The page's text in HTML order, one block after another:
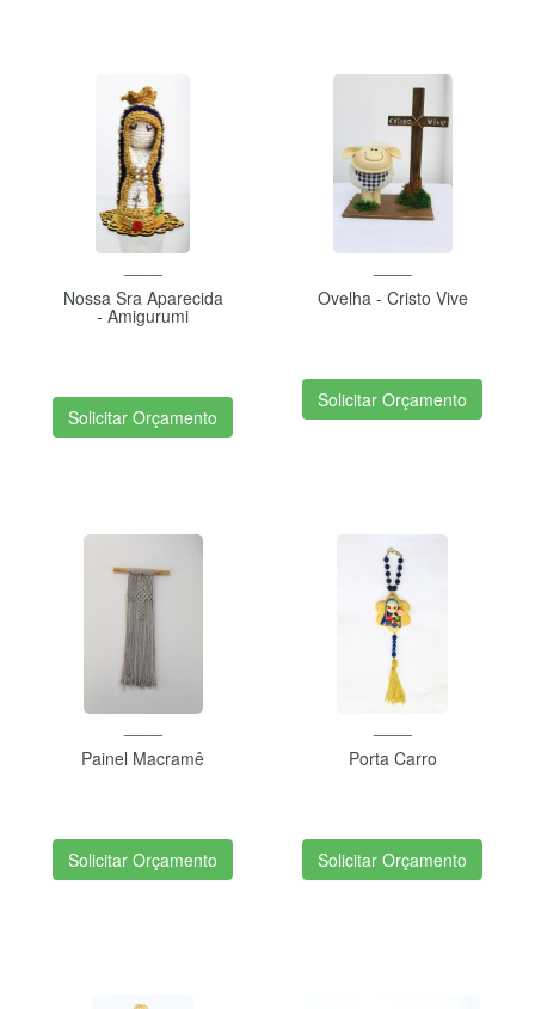
Nossa Sra Aparecida
- Amigurumi
Solicitar Orçamento
Ovelha - Cristo Vive
Solicitar Orçamento
Painel Macramê
Solicitar Orçamento
Porta Carro
Solicitar Orçamento